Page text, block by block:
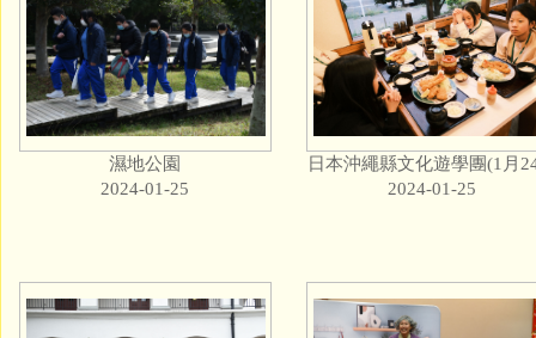
濕地公園
2024-01-25
2024-01-25